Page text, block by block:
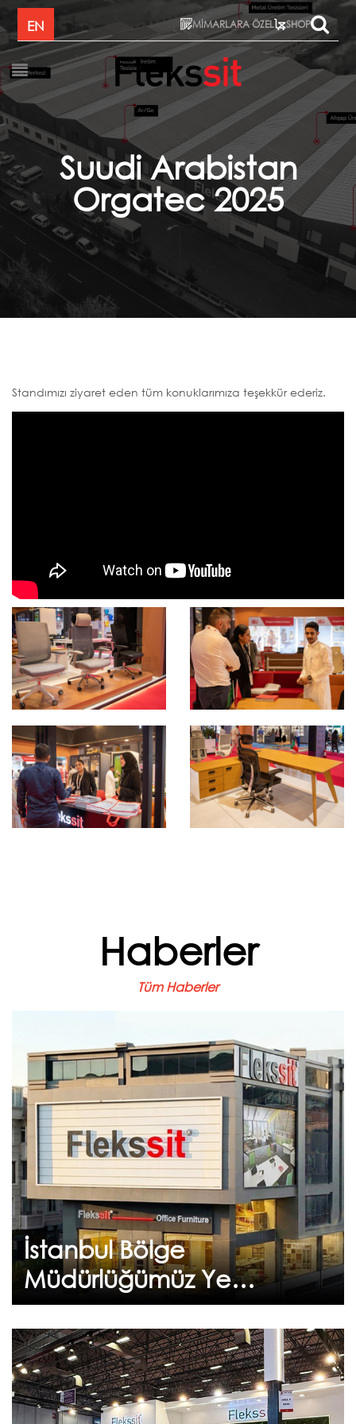
EN MİMARLARA ÖZEL SHOP
Suudi Arabistan
Orgatec 2025
Standımızı ziyaret eden tüm konuklarımıza teşekkür ederiz.
Haberler
Tüm Haberler
İstanbul Bölge
Müdürlüğümüz Yeni
Adresinde
Hizmetinizde
Haziran 22, 2026
İstanbul Bölge
Müdürlüğümüz Yeni
Adresinde Hizmetinizde
Sürdürülebilir büyüme ve koşulsuz müşteri
memnuniyeti ilkelerimizle, hizmet ağımızı daha
da güçlendirmek...
Devam et
Haziran 24, 2026
İstanbul Yapı Fuarı 2026
2026 İstanbul Yapı Fuarı ziyaretçilerimize